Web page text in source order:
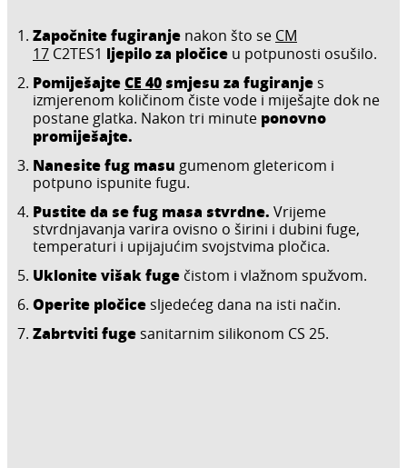
Započnite fugiranje nakon što se CM
17 C2TES1 ljepilo za pločice u potpunosti osušilo.
PomiješajteCE 40 smjesu za fugiranje s
izmjerenom količinom čiste vode i miješajte dok ne
postane glatka. Nakon tri minute ponovno
promiješajte.
Nanesite fug masu gumenom gletericom i
potpuno ispunite fugu.
Pustite da se fug masa stvrdne. Vrijeme
stvrdnjavanja varira ovisno o širini i dubini fuge,
temperaturi i upijajućim svojstvima pločica.
Uklonite višak fuge čistom i vlažnom spužvom.
Operite pločice sljedećeg dana na isti način.
Zabrtviti fuge sanitarnim silikonom CS 25.